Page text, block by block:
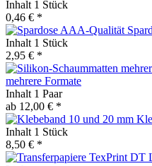
Inhalt 1 Stück
0,46 € *
Inhalt 1 Stück
2,95 € *
mehrere Formate
Inhalt 1 Paar
ab 12,00 € *
Inhalt 1 Stück
8,50 € *